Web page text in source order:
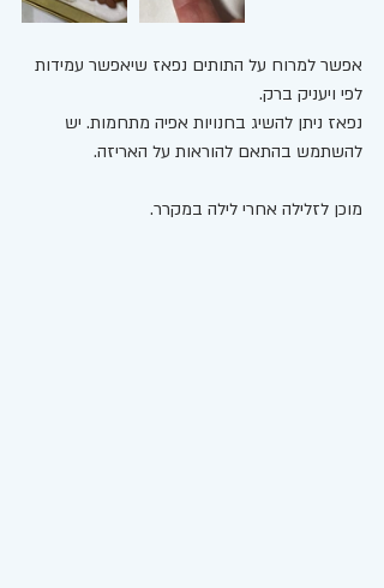
אפשר למרוח על התותים נפאז שיאפשר עמידות
לפי ויעניק ברק.
נפאז ניתן להשיג בחנויות אפיה מתחמות. יש
להשתמש בהתאם להוראות על האריזה.
מוכן לזלילה אחרי לילה במקרר.